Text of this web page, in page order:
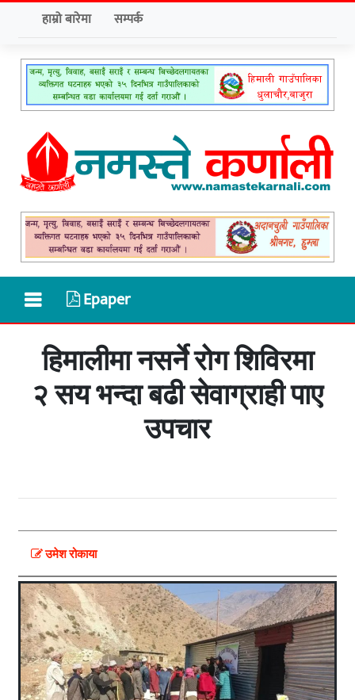
हाम्रो बारेमा सम्पर्क
Epaper
हिमालीमा नसर्ने रोग शिविरमा
२ सय भन्दा बढी सेवाग्राही पाए
उपचार
उमेश रोकाया